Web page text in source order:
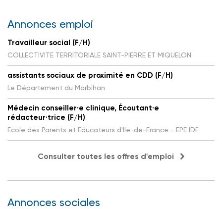
Annonces emploi
Travailleur social (F/H)
COLLECTIVITE TERRITORIALE SAINT-PIERRE ET MIQUELON
assistants sociaux de proximité en CDD (F/H)
Le Département du Morbihan
Médecin conseiller·e clinique, Écoutant·e
rédacteur·trice (F/H)
Ecole des Parents et Educateurs d'Ile-de-France - EPE IDF
Consulter toutes les offres d'emploi
Annonces sociales